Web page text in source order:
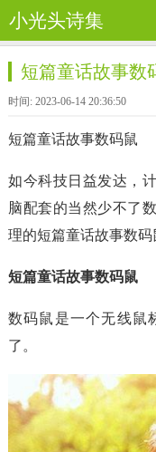
小光头诗集
短篇童话故事数
时间: 2023-06-14 20:36:50
短篇童话故事数码鼠
如今科技日益发达，
脑配套的当然少不了
理的短篇童话故事数码
短篇童话故事数码鼠
数码鼠是一个无线鼠
了。